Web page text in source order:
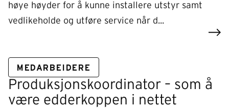
høye høyder for å kunne installere utstyr samt
vedlikeholde og utføre service når d...
MEDARBEIDERE
Produksjonskoordinator – som å
være edderkoppen i nettet